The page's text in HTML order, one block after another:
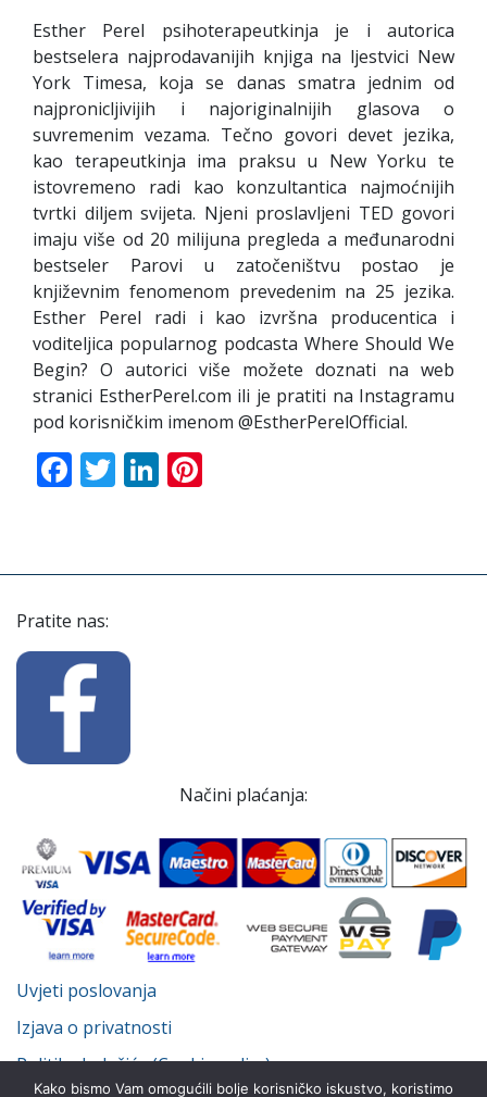
Esther Perel psihoterapeutkinja je i autorica
bestselera najprodavanijih knjiga na ljestvici New
York Timesa, koja se danas smatra jednim od
najpronicljivijih i najoriginalnijih glasova o
suvremenim vezama. Tečno govori devet jezika,
kao terapeutkinja ima praksu u New Yorku te
istovremeno radi kao konzultantica najmoćnijih
tvrtki diljem svijeta. Njeni proslavljeni TED govori
imaju više od 20 milijuna pregleda a međunarodni
bestseler Parovi u zatočeništvu postao je
književnim fenomenom prevedenim na 25 jezika.
Esther Perel radi i kao izvršna producentica i
voditeljica popularnog podcasta Where Should We
Begin? O autorici više možete doznati na web
stranici EstherPerel.com ili je pratiti na Instagramu
pod korisničkim imenom @EstherPerelOfficial.
Facebook
TwitterLinkedIn
Pratite nas:
Načini plaćanja:
Uvjeti poslovanja
Izjava o privatnosti
Politika kolačića (Cookie policy)
Kako bismo Vam omogućili bolje korisničko iskustvo, koristimo